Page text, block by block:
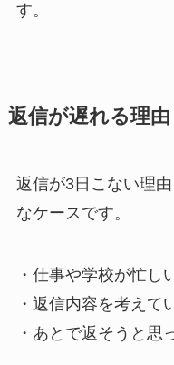
す。
返信が遅れる理由
返信が3日こない理
なケースです。
・仕事や学校が忙し
・返信内容を考えて
・あとで返そうと思